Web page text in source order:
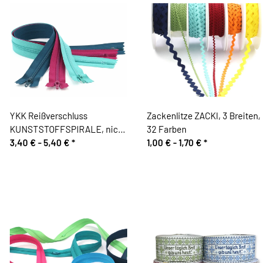
YKK Reißverschluss
KUNSTSTOFFSPIRALE, nicht
teilbar
3,40 € -5,40 € *
Zackenlitze ZACKI, 3 Breiten,
32 Farben
1,00 € -1,70 € *